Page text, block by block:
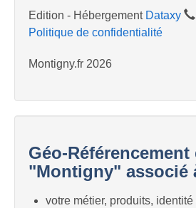
Edition - Hébergement Dataxy
Politique de confidentialité
Montigny.fr 2026
Géo-
"Montigny" associé
votre métier, produits,